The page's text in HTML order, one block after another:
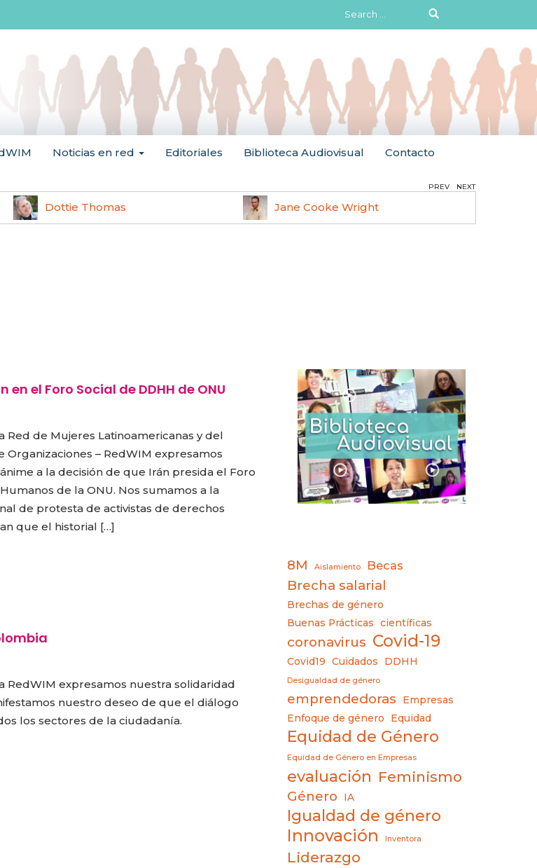
Search
for:
Noticias en red Editoriales Biblioteca Audiovisual Contacto
Dottie Thomas Jane Cooke Wright
PREV NEXT
el Foro Social de DDHH de ONU
Red de Mujeres Latinoamericanas y del
Organizaciones – RedWIM expresamos
a la decisión de que Irán presida el Foro
de la ONU. Nos sumamos a la
de protesta de activistas de derechos
que el historial […]
RedWIM expresamos nuestra solidaridad
nuestro deseo de que el diálogo
los sectores de la ciudadanía.
8M Aislamiento Becas
Brecha salarial
Brechas de género
Buenas Prácticas
científicas
coronavirus Covid-19
Covid19 Cuidados DDHH
Desigualdad de género
emprendedoras
Empresas
Enfoque de género
Equidad
Equidad de Género
Equidad de Género en Empresas
evaluación Feminismo
Género IA
Igualdad de género
Innovación Inventora
Liderazgo